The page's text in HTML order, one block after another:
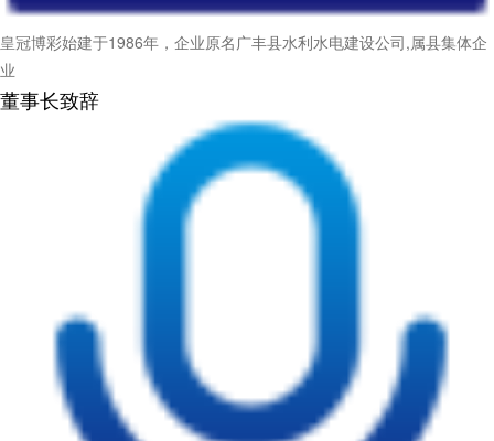
皇冠博彩始建于1986年，企业原名广丰县水利水电建设公司,属县集体企
业
董事长致辞